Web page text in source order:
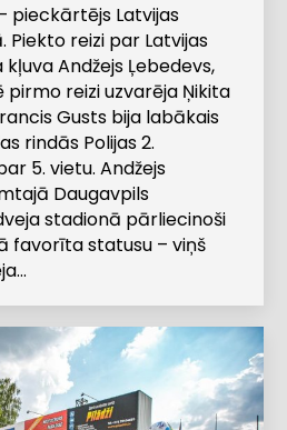
pieckārtējs Latvijas
Piekto reizi par Latvijas
Andžejs Ļebedevs,
reizi uzvarēja Ņikita
Gusts bija labākais
rindās Polijas 2.
5. vietu. Andžejs
Daugavpils
stadionā pārliecinoši
favorīta statusu – viņš